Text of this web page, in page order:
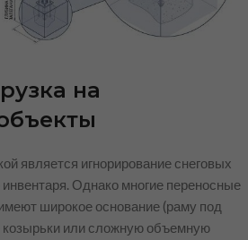
на
является игнорирование снеговых
Однако многие переносные
широкое основание (раму под
козырьки или сложную объемную